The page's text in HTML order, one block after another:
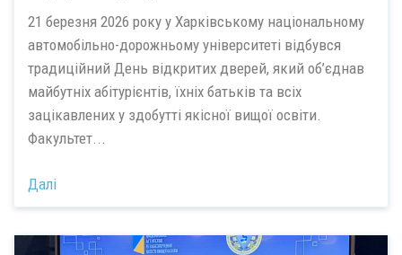
21 березня 2026 року у Харківському національному
автомобільно-дорожньому університеті відбувся
традиційний День відкритих дверей, який об’єднав
майбутніх абітурієнтів, їхніх батьків та всіх
зацікавлених у здобутті якісної вищої освіти.
Факультет...
Далі